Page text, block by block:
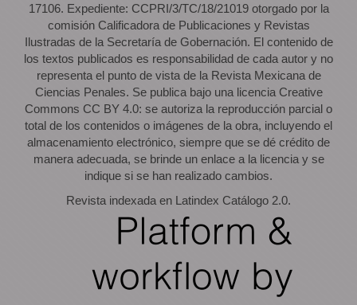
17106. Expediente: CCPRI/3/TC/18/21019 otorgado por la
comisión Calificadora de Publicaciones y Revistas
Ilustradas de la Secretaría de Gobernación. El contenido de
los textos publicados es responsabilidad de cada autor y no
representa el punto de vista de la Revista Mexicana de
Ciencias Penales. Se publica bajo una licencia Creative
Commons CC BY 4.0: se autoriza la reproducción parcial o
total de los contenidos o imágenes de la obra, incluyendo el
almacenamiento electrónico, siempre que se dé crédito de
manera adecuada, se brinde un enlace a la licencia y se
indique si se han realizado cambios.
Revista indexada en Latindex Catálogo 2.0.